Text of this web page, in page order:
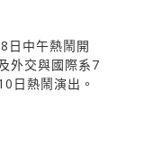
日中午熱鬧開
外交與國際系7
日熱鬧演出。